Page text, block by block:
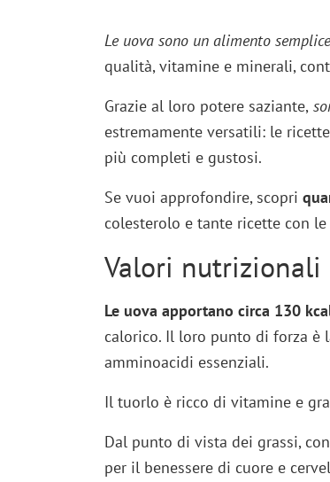
Le uova sono un alimento
qualità, vitamine e minerali,
Grazie al loro potere saziante,
estremamente versatili: le
più completi e gustosi.
Se vuoi approfondire, scopri
colesterolo e tante ricette con
Valori nutrizionali
Le uova apportano circa 130
calorico. Il loro punto di forza è
amminoacidi essenziali.
Il tuorlo è ricco di vitamine e
Dal punto di vista dei grassi,
per il benessere di cuore e